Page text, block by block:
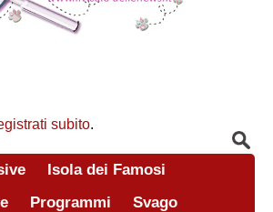
subito.
Isola dei Famosi
Programmi
Svago